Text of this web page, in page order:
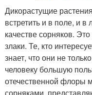
Дикорастущие
встретить и в поле, и
качестве сорняков.
злаки. Те, кто
знает, что они не
человеку большую
отечественной флоры
сорняками,